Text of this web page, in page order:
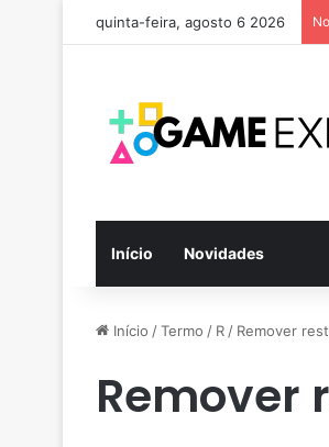
quinta-feira, agosto 6 2026
Início Novidades
Início /Termo / R / Remover
Remover